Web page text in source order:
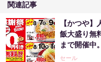
関連記事
【かつや
飯大盛り無
まで開催中。
セール